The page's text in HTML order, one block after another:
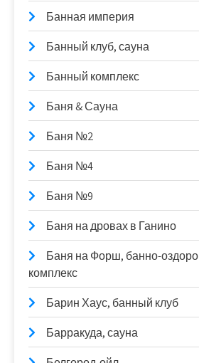
Банная империя
Банный клуб, сауна
Банный комплекс
Баня & Сауна
Баня №2
Баня №4
Баня №9
Баня на дровах в Ганино
Баня на Форш, банно-
комплекс
Барин Хаус, банный клуб
Барракуда, сауна